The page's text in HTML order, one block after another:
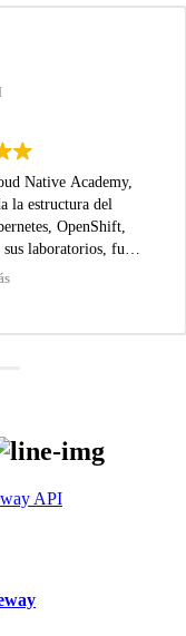
Native Academy,
la estructura del
OpenShift,
laboratorios, full